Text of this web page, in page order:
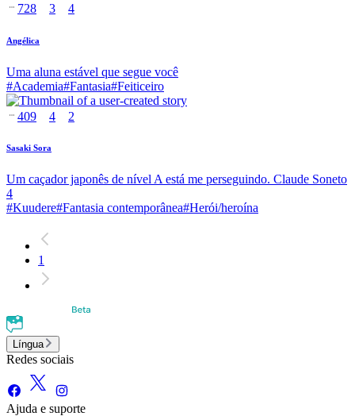
728 3 4
Angélica
Uma aluna estável que segue você
#Academia#Fantasia#Feiticeiro
409 4 2
Sasaki Sora
Um caçador japonês de nível A está me perseguindo. Claude Soneto
4
#Kuudere#Fantasia contemporânea#Herói/heroína
1
Língua
Redes sociais
Ajuda e suporte